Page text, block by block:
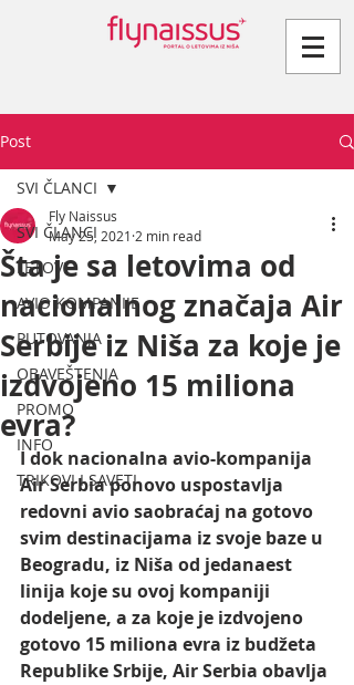
Post
SVI ČLANCI
LETOVI
AVIO KOMPANIJE
PUTOVANJA
OBAVEŠTENJA
PROMO
INFO
TRIKOVI I SAVETI
SVI ČLANCI
Šta je sa letovima od
nacionalnog značaja Air
Serbije iz Niša za koje je
izdvojeno 15 miliona
evra?
Fly Naissus
May 25, 2021 2 min read
I dok nacionalna avio-kompanija
Air Serbia ponovo uspostavlja
redovni avio saobraćaj na gotovo
svim destinacijama iz svoje baze u
Beogradu, iz Niša od jedanaest
linija koje su ovoj kompaniji
dodeljene, a za koje je izdvojeno
gotovo 15 miliona evra iz budžeta
Republike Srbije, Air Serbia obavlja